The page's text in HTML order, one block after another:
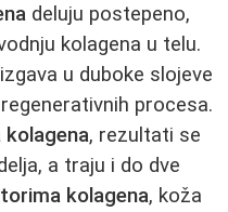
deluju postepeno,
kolagena u telu.
u duboke slojeve
procesa.
, rezultati se
a traju i do dve
kolagena, koža